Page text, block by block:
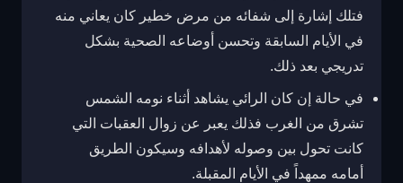
فتلك إشارة إلى شفائه من مرض خطير كان يعاني منه
في الأيام السابقة وتحسن أوضاعه الصحية بشكل
تدريجي بعد ذلك.
في حالة إن كان الرائي يشاهد أثناء نومه الشمس
تشرق من الغرب فذلك يعبر عن زوال العقبات التي
كانت تحول بين وصوله لأهدافه وسيكون الطريق
أمامه ممهداً في الأيام المقبلة.